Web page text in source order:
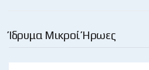
Ίδρυμα Μικροί Ήρωες